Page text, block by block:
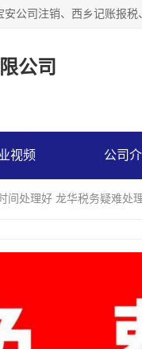
公司注销、西乡记账报税
公司
视频 公司
间处理好 龙华税务疑难处